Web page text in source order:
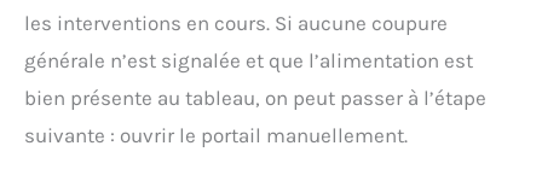
les interventions en cours. Si aucune coupure
générale n’est signalée et que l’alimentation est
bien présente au tableau, on peut passer à l’étape
suivante : ouvrir le portail manuellement.